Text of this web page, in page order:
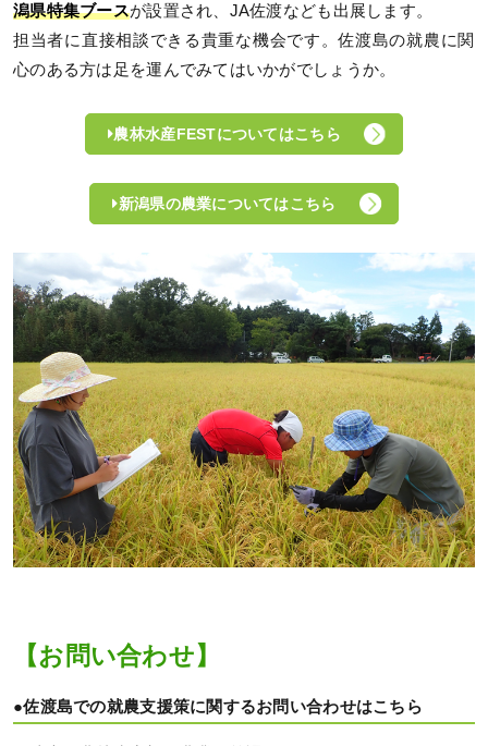
潟県特集ブースが設置され、JA佐渡なども出展します。
担当者に直接相談できる貴重な機会です。佐渡島の就農に関
心のある方は足を運んでみてはいかがでしょうか。
農林水産FESTについてはこちら
新潟県の農業についてはこちら
【お問い合わせ】
●佐渡島での就農支援策に関するお問い合わせはこちら